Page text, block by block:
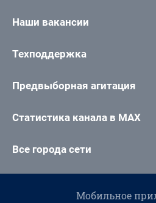
Наши вакансии
Техподдержка
Предвыборная агитация
Статистика канала в MAX
Все города сети
Мобильное